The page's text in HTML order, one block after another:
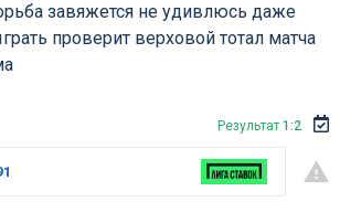
завяжется не удивлюсь даже
проверит верховой тотал матча
Результат 1:2